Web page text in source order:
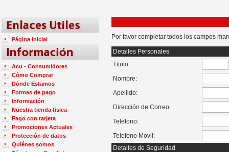
Página Inicial
Acu - Consumidores
Cómo Comprar
Dónde Estamos
Formas de pago
Información
Nuestra tienda fisica
Pago con tarjeta
Promociones Actuales
Protección de datos
Quiénes somos
Por favor completar todos los campos
Detalles Personales
Titulo:
Nombre:
Apellido:
Dirección de Correo:
Telefono:
Telefono Movil:
Detalles de Seguridad